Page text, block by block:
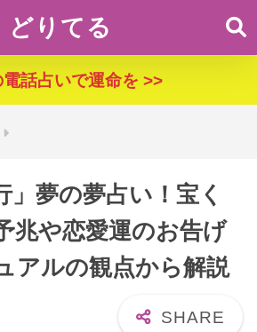
どりてる
話占いで運命を >>
」夢の夢占い！宝く
兆や恋愛運のお告げ
アルの観点から解説